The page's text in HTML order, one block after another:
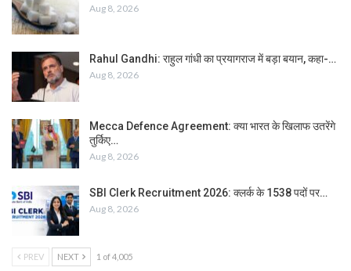
Aug 8, 2026
Rahul Gandhi: राहुल गांधी का प्रयागराज में बड़ा बयान, कहा-…
Aug 8, 2026
Mecca Defence Agreement: क्या भारत के खिलाफ उतरेंगे
तुर्किए…
Aug 8, 2026
SBI Clerk Recruitment 2026: क्लर्क के 1538 पदों पर…
Aug 8, 2026
PREV NEXT 1 of 4,005